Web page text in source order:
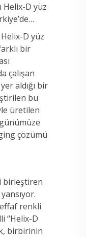
Helix-D yüz
D yüz
bir
çalışan
aldığı bir
bu
üretilen
çözümü
birleştiren
renkli
“Helix-D
birbirinin